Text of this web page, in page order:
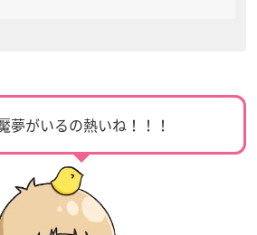
夢がいるの熱いね！！！